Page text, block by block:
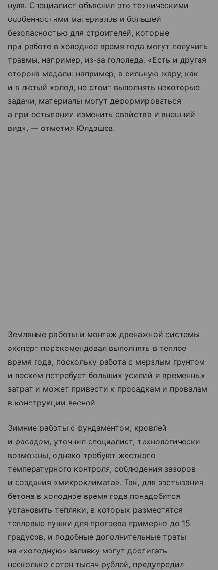
нуля. Специалист объяснил это техническими
особенностями материалов и большей
безопасностью для строителей, которые
при работе в холодное время года могут получить
травмы, например, из-за гололеда. «Есть и другая
сторона медали: например, в сильную жару, как
и в лютый холод, не стоит выполнять некоторые
задачи, материалы могут деформироваться,
а при остывании изменить свойства и внешний
вид», — отметил Юлдашев.
Земляные работы и монтаж дренажной системы
эксперт порекомендовал выполнять в теплое
время года, поскольку работа с мерзлым грунтом
и песком потребует больших усилий и временных
затрат и может привести к просадкам и провалам
в конструкции весной.
Зимние работы с фундаментом, кровлей
и фасадом, уточнил специалист, технологически
возможны, однако требуют жесткого
температурного контроля, соблюдения зазоров
и создания «микроклимата». Так, для застывания
бетона в холодное время года понадобится
установить тепляки, в которых разместятся
тепловые пушки для прогрева примерно до 15
градусов, и подобные дополнительные траты
на «холодную» заливку могут достигать
несколько сотен тысяч рублей, предупредил